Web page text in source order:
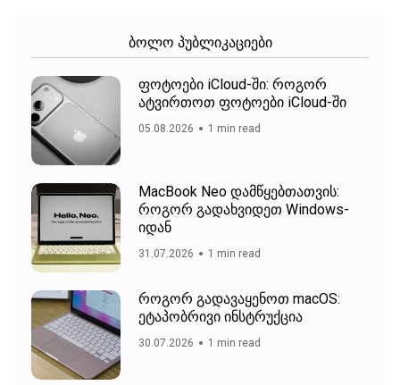
ბოლო პუბლიკაციები
ფოტოები iCloud-ში: როგორ
ატვირთოთ ფოტოები iCloud-ში
05.08.2026 1 min read
MacBook Neo დამწყებთათვის:
როგორ გადახვიდეთ Windows-
იდან
31.07.2026 1 min read
როგორ გადავაყენოთ macOS:
ეტაპობრივი ინსტრუქცია
30.07.2026 1 min read